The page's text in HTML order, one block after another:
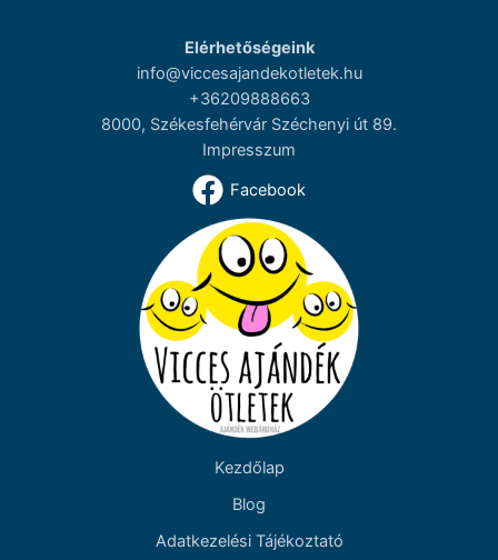
Elérhetőségeink
info@viccesajandekotletek.hu
+36209888663
8000, Székesfehérvár Széchenyi út 89.
Impresszum
Facebook
Kezdőlap
Blog
Adatkezelési Tájékoztató